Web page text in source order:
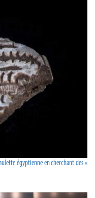
égyptienne en cherchant des «